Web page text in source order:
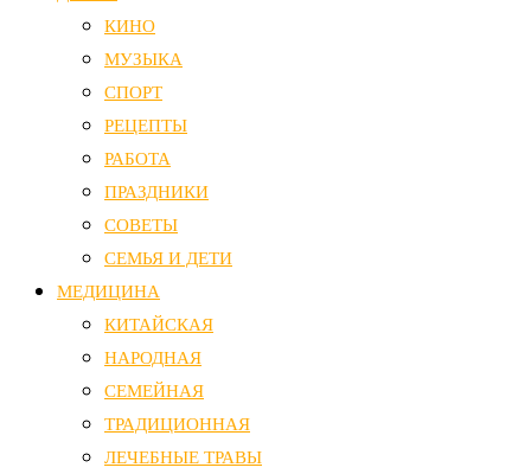
КИНО
МУЗЫКА
СПОРТ
РЕЦЕПТЫ
РАБОТА
ПРАЗДНИКИ
СОВЕТЫ
СЕМЬЯ И ДЕТИ
МЕДИЦИНА
КИТАЙСКАЯ
НАРОДНАЯ
СЕМЕЙНАЯ
ТРАДИЦИОННАЯ
ЛЕЧЕБНЫЕ ТРАВЫ